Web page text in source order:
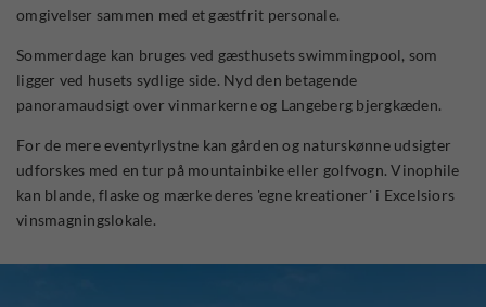
omgivelser sammen med et gæstfrit personale.
Sommerdage kan bruges ved gæsthusets swimmingpool, som
ligger ved husets sydlige side. Nyd den betagende
panoramaudsigt over vinmarkerne og Langeberg bjergkæden.
For de mere eventyrlystne kan gården og naturskønne udsigter
udforskes med en tur på mountainbike eller golfvogn. Vinophile
kan blande, flaske og mærke deres 'egne kreationer' i Excelsiors
vinsmagningslokale.